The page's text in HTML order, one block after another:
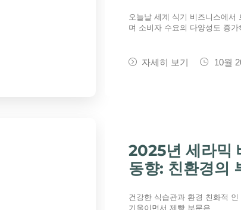
오늘날 세계 식기 비즈니스에서
며 소비자 수요의 다양성도 증
자세히 보기 10월
2025년 세라믹
동향: 친환경의
건강한 식습관과 환경 친화적
기울이면서 제빵 부문은 ...